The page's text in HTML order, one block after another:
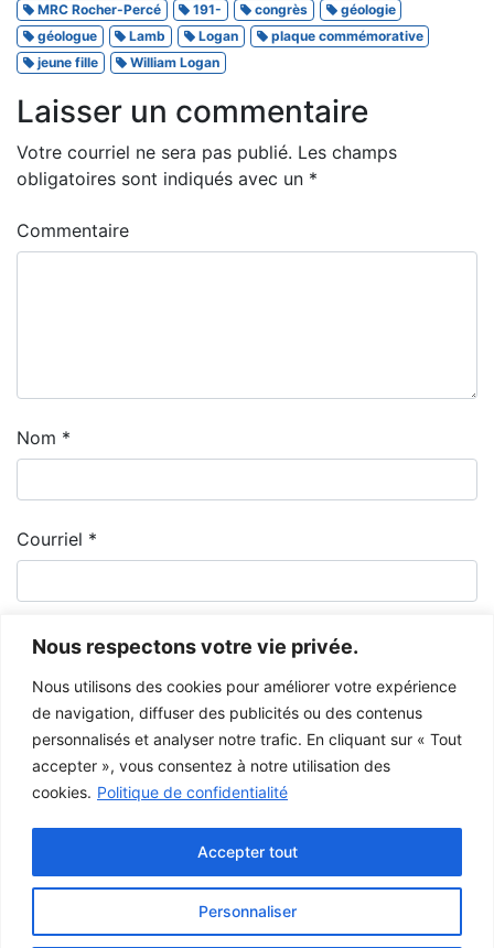
Nous respectons votre vie privée.
Nous utilisons des cookies pour améliorer votre expérience
de navigation, diffuser des publicités ou des contenus
personnalisés et analyser notre trafic. En cliquant sur « Tout
accepter », vous consentez à notre utilisation des
cookies. Politique de confidentialité
Personnaliser
Accepter tout
MRC Rocher-Percé
191- congrès
géologie
géologue
Lamb Logan
plaque commémorative
jeune fille
William Logan
Laisser un commentaire
Votre courriel ne sera pas publié. Les champs
obligatoires sont indiqués avec un *
Commentaire
Nom *
Courriel *
pas modifier l’œuvre et d’inscrire la référence complète.
Pour toute autre utilisation à des fins publiques, veuillez contacter le